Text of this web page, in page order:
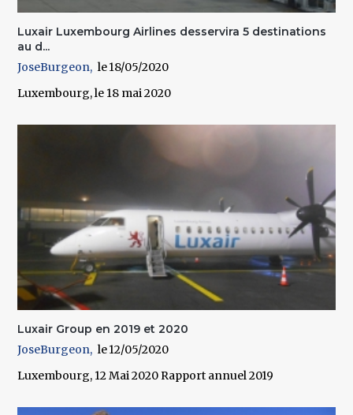
Luxair Luxembourg Airlines desservira 5 destinations
au d...
JoseBurgeon
18/05/2020
Luxembourg, le 18 mai 2020
Luxair Group en 2019 et 2020
JoseBurgeon
12/05/2020
Luxembourg, 12 Mai 2020 Rapport annuel 2019